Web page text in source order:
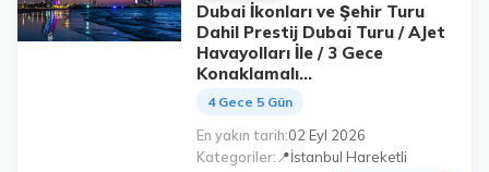
Dubai İkonları ve Şehir Turu
Dahil Prestij Dubai Turu / AJet
Havayolları İle / 3 Gece
Konaklamalı...
4 Gece 5 Gün
En yakın tarih 02 Eyl 2026
Kategoriler 📍İstanbul Hareketli